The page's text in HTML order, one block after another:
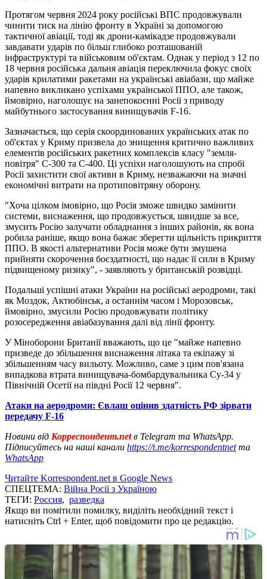
Протягом червня 2024 року російські ВПС продовжували
чинити тиск на лінію фронту в Україні за допомогою
тактичної авіації, тоді як дрони-камікадзе продовжували
завдавати ударів по більш глибоко розташованій
інфраструктурі та військовим об'єктам. Однак у період з 12 по
18 червня російська дальня авіація переключила фокус своїх
ударів крилатими ракетами на українські авіабази, що майже
напевно викликано успіхами української ППО, але також,
ймовірно, наголошує на занепокоєнні Росії з приводу
майбутнього застосування винищувачів F-16.
Зазначається, що серія скоординованих українських атак по
об'єктах у Криму призвела до знищення критично важливих
елементів російських ракетних комплексів класу "земля-
повітря" С-300 та С-400. Ці успіхи наголошують на спробі
Росії захистити свої активи в Криму, незважаючи на значні
економічні витрати на протиповітряну оборону.
"Хоча цілком імовірно, що Росія зможе швидко замінити
системи, виснаження, що продовжується, швидше за все,
змусить Росію залучати обладнання з інших районів, як вона
робила раніше, якщо вона бажає зберегти щільність прикриття
ППО. В якості альтернативи Росія може бути змушена
прийняти скорочення боєздатності, що надає її сили в Криму
підвищеному ризику", - заявляють у британській розвідці.
Подальші успішні атаки України на російські аеродроми, такі
як Моздок, Актюбінськ, а останнім часом і Морозовськ,
ймовірно, змусили Росію продовжувати політику
розосередження авіабазування далі від лінії фронту.
У Міноборони Британії вважають, що це "майже напевно
призведе до збільшення виснаження літака та екіпажу зі
збільшенням часу вильоту. Можливо, саме з цим пов'язана
випадкова втрата винищувача-бомбардувальника Су-34 у
Північній Осетії на півдні Росії 12 червня".
Атаки на аеродроми: Євлаш оцінив здатність РФ зірвати
передачу F-16
Новини від Корреспондент.netв Telegram та WhatsApp.
Підписуйтесь на наші канали https://t.me/korrespondentnetта
WhatsApp
Читайте Korrespondent.net в Google News
СПЕЦТЕМА: Війна Росії з Україною
ТЕГИ: Россия, разведка
Якщо ви помітили помилку, виділіть необхідний текст і
натисніть Ctrl + Enter, щоб повідомити про це редакцію.